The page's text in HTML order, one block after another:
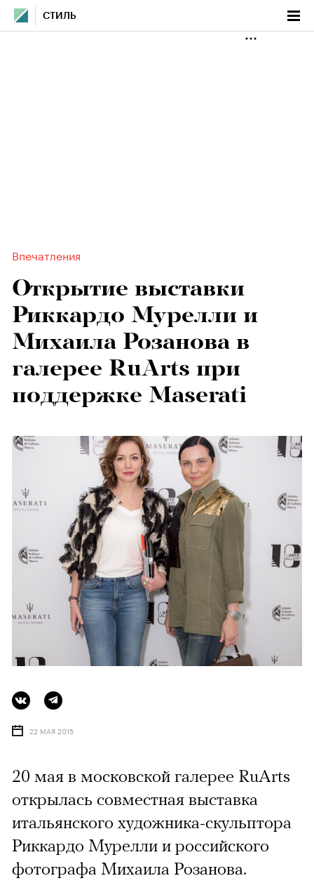
СТИЛЬ
Впечатления
Открытие выставки
Риккардо Мурелли и
Михаила Розанова в
галерее RuArts при
поддержке Maserati
22 МАЯ 2015
20 мая в московской галерее RuArts
открылась совместная выставка
итальянского художника-скульптора
Риккардо Мурелли и российского
фотографа Михаила Розанова.